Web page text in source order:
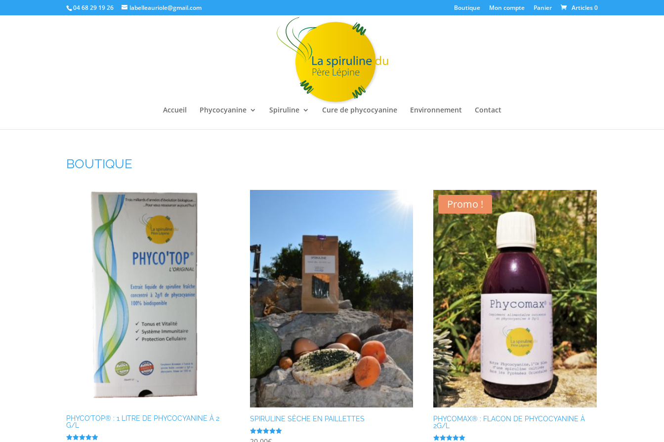
04 68 29 19 26 labelleauriole@gmail.com Boutique Mon compte Panier Articles 0
Accueil Phycocyanine Spiruline Cure de phycocyanine Environnement Contact
BOUTIQUE
PHYCO’TOP® : 1 LITRE DE PHYCOCYANINE À 2
G/L
SPIRULINE SÈCHE EN PAILLETTES
Note
Promo !
PHYCOMAX® : FLACON DE PHYCOCYANINE À
2G/L